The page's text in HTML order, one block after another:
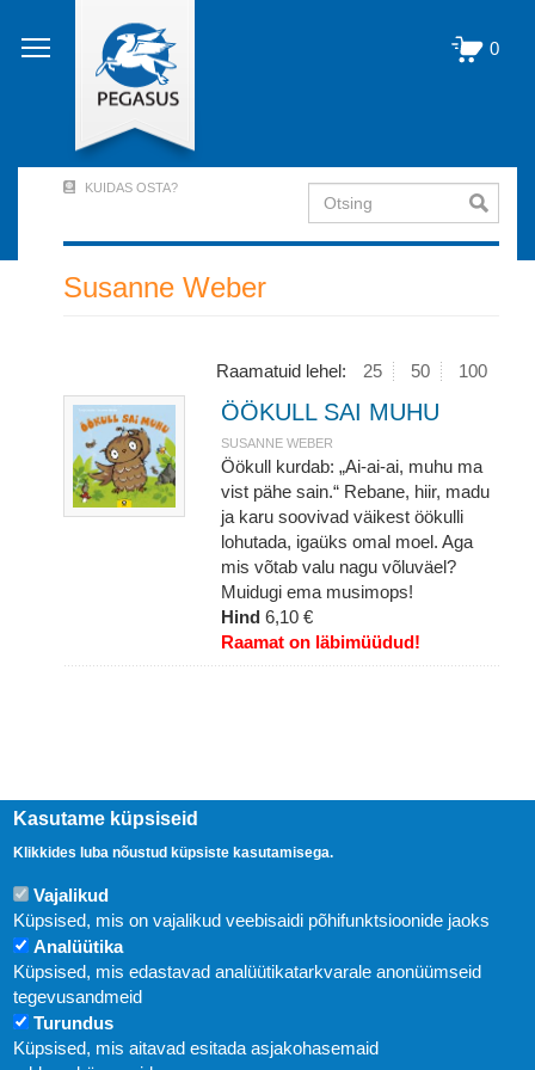
edasi
põhisisu
0
Account
Menu
KUIDAS OSTA? Otsing
Susanne Weber
Raamatuid lehel: 25 50 100
ÖÖKULL SAI MUHU
SUSANNE WEBER
Öökull kurdab: „Ai-ai-ai, muhu ma
vist pähe sain.“ Rebane, hiir, madu
ja karu soovivad väikest öökulli
lohutada, igaüks omal moel. Aga
mis võtab valu nagu võluväel?
Muidugi ema musimops!
Hind 6,10 €
Raamat on läbimüüdud!
KIRJASTUS PEGASUS OÜ © 2020
Kasutame küpsiseid
Klikkides luba nõustud küpsiste kasutamisega.
Vajalikud
Küpsised, mis on vajalikud veebisaidi põhifunktsioonide jaoks
Analüütika
Küpsised, mis edastavad analüütikatarkvarale anonüümseid
tegevusandmeid
Turundus
Küpsised, mis aitavad esitada asjakohasemaid